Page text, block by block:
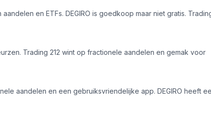
en ETFs. DEGIRO is goedkoop maar niet gratis.
Trading 212 wint op fractionele aandelen en gemak voor
aandelen en een gebruiksvriendelijke app. DEGIRO heeft